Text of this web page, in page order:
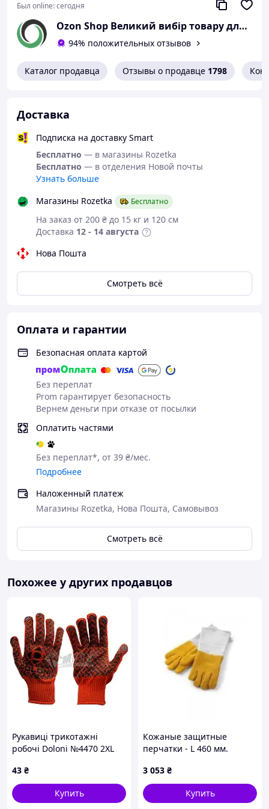
расширенные испытания на герметичность,
подтверждающие тот факт, что материал, из которого
они изготовлены, непроницаем для бактерий и
грибков.
ideall® grip+рекомендованы для любых работ,
требующих точности движений. Они идеально
Работники пищевой промышленности и сектора
работы в масляной и влажной среде. Перчатки
доступны в двух вариантах цвета — черном и
оранжевом.
Защитите свои руки с помощью перчаток для
специалистов!
Тип изделийзащитные
Класс медицинских изделийI
Тип защитыIII
Материалнитриловые
Текстура текстура типа «алмаз»
Внутренняя поверхность
неопудренные
полимеризованные
Уровень непроницаемости (AQL)
≤ 1,5
Формауниверсальная
Был online:сегодня
Ozon Shop Великий вибір товару для клінінгу, детейлінгу та автомийки.
94% положительных отзывов
Каталог продавца Отзывы о продавце 1798
Доставка
Подписка на доставку Smart
Бесплатно — в магазины Rozetka
Бесплатно — в отделения Новой почты
Узнать больше
Магазины Rozetka
Бесплатно
На заказ от 200 ₴ до 15 кг и 120 см
Доставка 12 - 14 августа
Нова Пошта
Смотреть всё
Оплата и гарантии
Безопасная оплата картой
Без переплат
Prom гарантирует безопасность
Вернем деньги при отказе от посылки
Оплатить частями
Без переплат*, от 39 ₴/мес.
Подробнее
Наложенный платеж
Магазины Rozetka, Нова Пошта, Самовывоз
Смотреть всё
Похожее у других продавцов
Рукавиці трикотажні
робочі Doloni №4470 2XL
ПВХ крапка помаранчеві
43 ₴
Купить
Кожаные защитные
перчатки - L 460 мм.
3 053 ₴
Купить